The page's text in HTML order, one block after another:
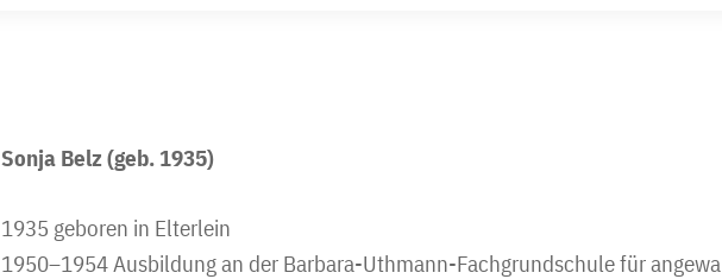
Sonja Belz (geb. 1935)
1935 geboren in Elterlein
1950–1954 Ausbildung an der Barbara-Uthmann-Fachgrundschule für